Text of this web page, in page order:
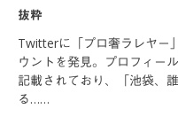
抜粋
Twitterに「プロ奢ラレヤー
ウントを発見。プロフィー
記載されており、「池袋、
る……